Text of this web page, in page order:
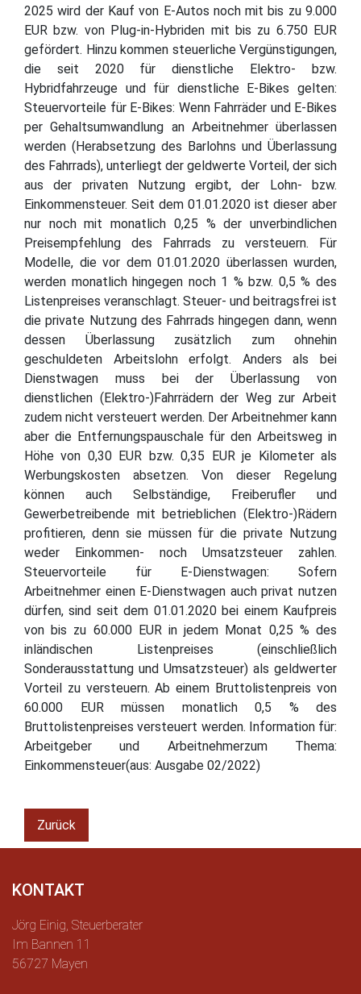
2025 wird der Kauf von E-Autos noch mit bis zu 9.000
EUR bzw. von Plug-in-Hybriden mit bis zu 6.750 EUR
gefördert. Hinzu kommen steuerliche Vergünstigungen,
die seit 2020 für dienstliche Elektro- bzw.
Hybridfahrzeuge und für dienstliche E-Bikes gelten:
Steuervorteile für E-Bikes: Wenn Fahrräder und E-Bikes
per Gehaltsumwandlung an Arbeitnehmer überlassen
werden (Herabsetzung des Barlohns und Überlassung
des Fahrrads), unterliegt der geldwerte Vorteil, der sich
aus der privaten Nutzung ergibt, der Lohn- bzw.
Einkommensteuer. Seit dem 01.01.2020 ist dieser aber
nur noch mit monatlich 0,25 % der unverbindlichen
Preisempfehlung des Fahrrads zu versteuern. Für
Modelle, die vor dem 01.01.2020 überlassen wurden,
werden monatlich hingegen noch 1 % bzw. 0,5 % des
Listenpreises veranschlagt. Steuer- und beitragsfrei ist
die private Nutzung des Fahrrads hingegen dann, wenn
dessen Überlassung zusätzlich zum ohnehin
geschuldeten Arbeitslohn erfolgt. Anders als bei
Dienstwagen muss bei der Überlassung von
dienstlichen (Elektro-)Fahrrädern der Weg zur Arbeit
zudem nicht versteuert werden. Der Arbeitnehmer kann
aber die Entfernungspauschale für den Arbeitsweg in
Höhe von 0,30 EUR bzw. 0,35 EUR je Kilometer als
Werbungskosten absetzen. Von dieser Regelung
können auch Selbständige, Freiberufler und
Gewerbetreibende mit betrieblichen (Elektro-)Rädern
profitieren, denn sie müssen für die private Nutzung
weder Einkommen- noch Umsatzsteuer zahlen.
Steuervorteile für E-Dienstwagen: Sofern
Arbeitnehmer einen E-Dienstwagen auch privat nutzen
dürfen, sind seit dem 01.01.2020 bei einem Kaufpreis
von bis zu 60.000 EUR in jedem Monat 0,25 % des
inländischen Listenpreises (einschließlich
Sonderausstattung und Umsatzsteuer) als geldwerter
Vorteil zu versteuern. Ab einem Bruttolistenpreis von
60.000 EUR müssen monatlich 0,5 % des
Bruttolistenpreises versteuert werden. Information für:
Arbeitgeber und Arbeitnehmerzum Thema:
Einkommensteuer(aus: Ausgabe 02/2022)
Zurück
KONTAKT
Jörg Einig, Steuerberater
Im Bannen 11
56727 Mayen